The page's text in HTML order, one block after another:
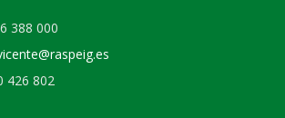
388 000
426 802